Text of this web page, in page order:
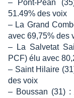
– Pont-Péan
51.49% des voix
– La Grand
avec 69,75% des
– La Salvetat
PCF) élu avec
– Saint Hilaire
des voix
– Boussan (31) :